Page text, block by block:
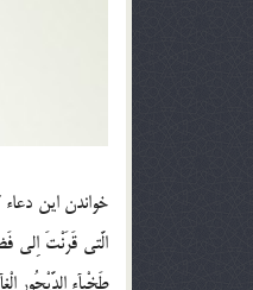
خواندن اين
الَّتى قَرَنْتَ اِلى
طَخْيآءِ الدَّيْجُورِ